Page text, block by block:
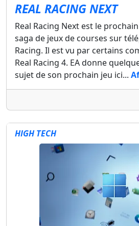
REAL RACING NEXT
Real Racing Next est le
saga de jeux de courses sur
Racing. Il est vu par certains
Real Racing 4. EA donne
sujet de son prochain jeu ici...
HIGH TECH